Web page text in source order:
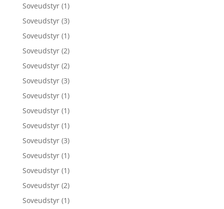
Soveudstyr (1)
Soveudstyr (3)
Soveudstyr (1)
Soveudstyr (2)
Soveudstyr (2)
Soveudstyr (3)
Soveudstyr (1)
Soveudstyr (1)
Soveudstyr (1)
Soveudstyr (3)
Soveudstyr (1)
Soveudstyr (1)
Soveudstyr (2)
Soveudstyr (1)